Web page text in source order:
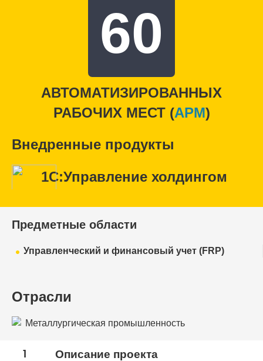
60
АВТОМАТИЗИРОВАННЫХ
РАБОЧИХ МЕСТ (APM)
Внедренные продукты
1С:Управление холдингом
Предметные области
Управленческий и финансовый учет (FRP)
Отрасли
Металлургическая промышленность
1 Описание проекта